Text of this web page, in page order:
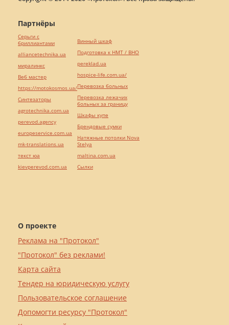
О проекте
Реклама на "Протокол"
"Протокол" без реклами!
Карта сайта
Тендер на юридическую услугу
Пользовательское соглашение
Допомогти ресурсу "Протокол"
Партнёры
Серьги с
бриллиантами
alliancetechnika.ua
миралинкс
Веб мастер
https://motokosmos.ua/
Синтезаторы
agrotechnika.com.ua
perevod.agency
europeservice.com.ua
mk-translations.ua
текст юа
kievperevod.com.ua
Винный шкаф
Подготовка к НМТ / ВНО
pereklad.ua
hospice-life.com.ua/
Перевозка больных
Перевозка лежачих
больных за границу
Шкафы купе
Брендовые сумки
Натяжные потолки Nova
Stelya
maltina.com.ua
Cылки